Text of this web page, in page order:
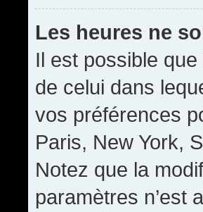
Les heures ne
Il est possible
de celui dans
vos préférences
Paris, New York,
Notez que la
paramètres n’est